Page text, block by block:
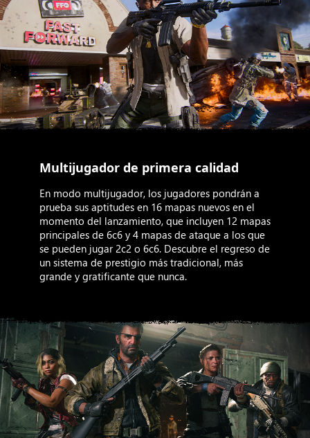
Multijugador de primera calidad
En modo multijugador, los jugadores pondrán a
prueba sus aptitudes en 16 mapas nuevos en el
momento del lanzamiento, que incluyen 12 mapas
principales de 6c6 y 4 mapas de ataque a los que
se pueden jugar 2c2 o 6c6. Descubre el regreso de
un sistema de prestigio más tradicional, más
grande y gratificante que nunca.